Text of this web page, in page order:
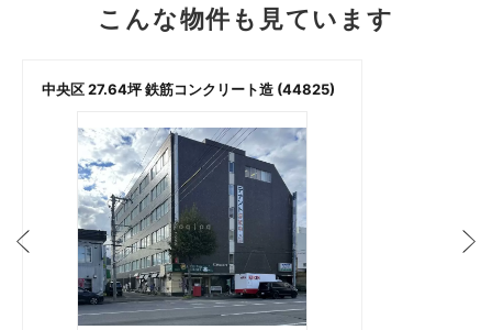
こんな物件も見ています
中央区 27.64坪 鉄筋コンクリート造 (44825)